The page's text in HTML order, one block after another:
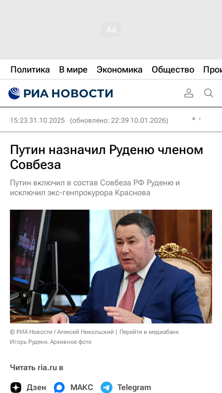
Политика В мире Экономика Общество
15:23 31.10.2025 (обновлено: 22:39 10.01.2026)
Путин назначил Руденю членом
Совбеза
Путин включил в состав Совбеза РФ Руденю и
исключил экс-генпрокурора Краснова
© РИА Новости / Алексей Никольский
Перейти в медиабанк
Игорь Руденя. Архивное фото
Читать ria.ru в
Дзен МАКС Telegram